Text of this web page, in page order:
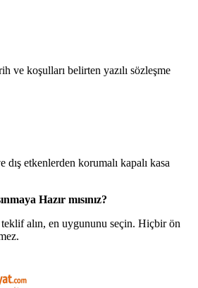
ve koşulları belirten yazılı sözleşme
dış etkenlerden korumalı kapalı kasa
Hazır mısınız?
alın, en uygununu seçin. Hiçbir ön